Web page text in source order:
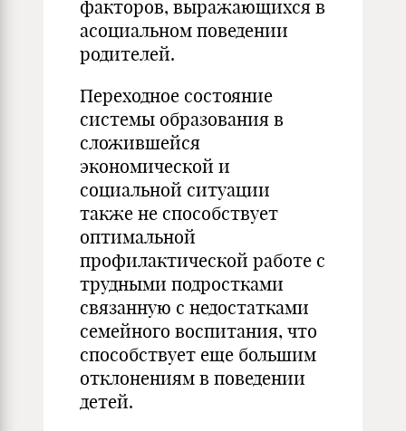
факторов, выражающихся в
асоциальном поведении
родителей.
Переходное состояние
системы образования в
сложившейся
экономической и
социальной ситуации
также не способствует
оптимальной
профилактической работе с
трудными подростками
связанную с недостатками
семейного воспитания, что
способствует еще большим
отклонениям в поведении
детей.